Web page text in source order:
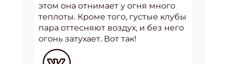
этом она отнимает у огня много
теплоты. Кроме того, густые клубы
пара оттесняют воздух, и без него
огонь затухает. Вот так!